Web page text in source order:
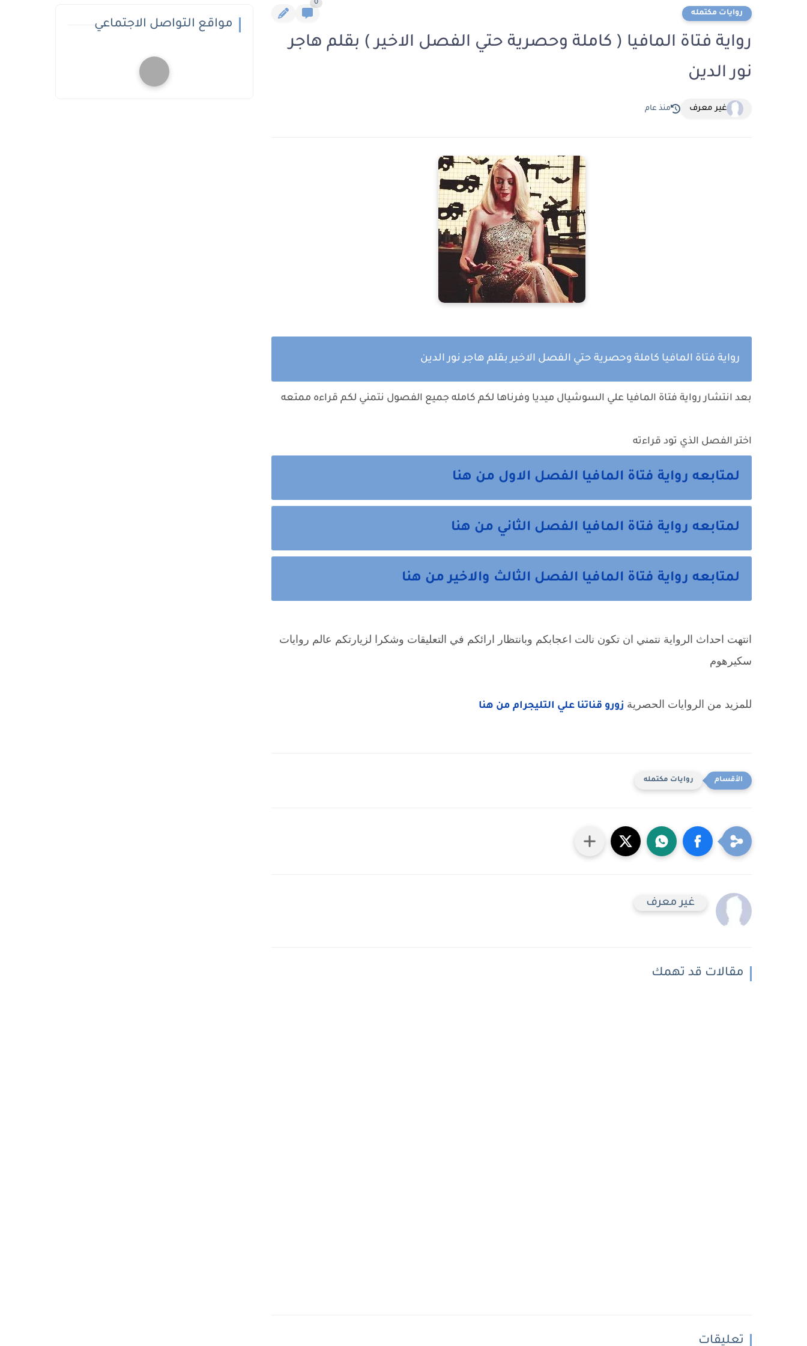
روايات مكتمله
0
رواية فتاة المافيا ( كاملة وحصرية حتي الفصل الاخير ) بقلم هاجر
نور الدين
غير معرف منذ عام
رواية فتاة المافيا كاملة وحصرية حتي الفصل الاخير بقلم هاجر نور الدين
بعد انتشار رواية فتاة المافيا علي السوشيال ميديا وفرناها لكم كامله جميع الفصول نتمني لكم قراءه ممتعه
اختر الفصل الذي تود قراءته
لمتابعه رواية فتاة المافيا الفصل الاول من هنا
لمتابعه رواية فتاة المافيا الفصل الثاني من هنا
لمتابعه رواية فتاة المافيا الفصل الثالث والاخير من هنا
سكيرهوم
للمزيد من الروايات الحصرية زورو قناتنا علي التليجرام من هنا
روايات مكتمله
غير معرف
مقالات قد تهمك
تعليقات
مواقع التواصل الاجتماعي